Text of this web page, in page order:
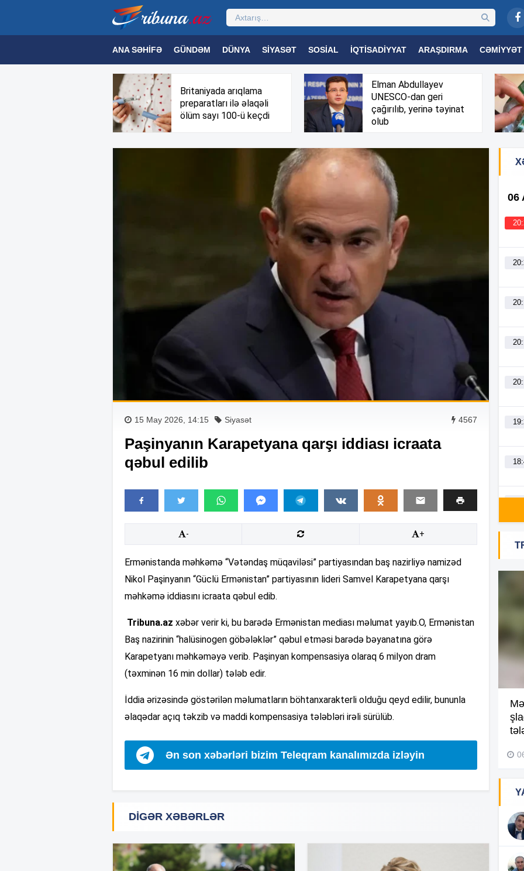
ANA SƏHIFƏ GÜNDƏM DÜNYA SIYASƏT SOSIAL İQTISADIYYAT ARAŞDIRMA CƏMIYYƏT
MƏDƏNIYYƏT TƏHSIL SAĞLAMLIQ MARAQLI TRIBUNA TV
Britaniyada arıqlama
preparatları ilə əlaqəli
ölüm sayı 100-ü keçdi
Elman Abdullayev
UNESCO-dan geri
çağırılıb, yerinə təyinat
olub
15 May 2026, 14:15 Siyasət 4567
Paşinyanın Karapetyana qarşı iddiası icraata
qəbul edilib
- +
Ermənistanda məhkəmə “Vətəndaş müqaviləsi” partiyasından baş nazirliyə namizəd
Nikol Paşinyanın “Güclü Ermənistan” partiyasının lideri Samvel Karapetyana qarşı
məhkəmə iddiasını icraata qəbul edib.
Tribuna.az xəbər verir ki, bu barədə Ermənistan mediası məlumat yayıb.O, Ermənistan
Baş nazirinin “halüsinogen göbələklər” qəbul etməsi barədə bəyanatına görə
Karapetyanı məhkəməyə verib. Paşinyan kompensasiya olaraq 6 milyon dram
(təxminən 16 min dollar) tələb edir.
İddia ərizəsində göstərilən məlumatların böhtanxarakterli olduğu qeyd edilir, bununla
əlaqədar açıq təkzib və maddi kompensasiya tələbləri irəli sürülüb.
Ən son xəbərləri bizim Teleqram kanalımızda izləyin
DIGƏR XƏBƏRLƏR
06
Kompleksdə faciə: 2 yaşlı
uşaq hovuzda boğuldu –
29 İyul 2026, 16:21